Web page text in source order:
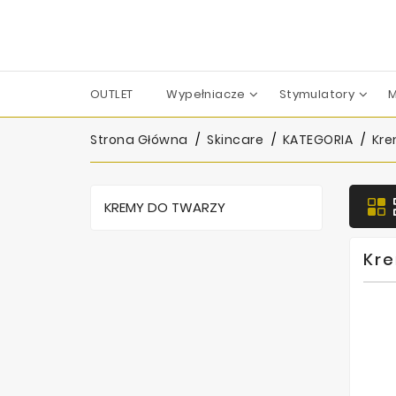
OUTLET Wypełniacze Stymulatory
Strona Główna Skincare KATEGORIA
KREMY DO TWARZY